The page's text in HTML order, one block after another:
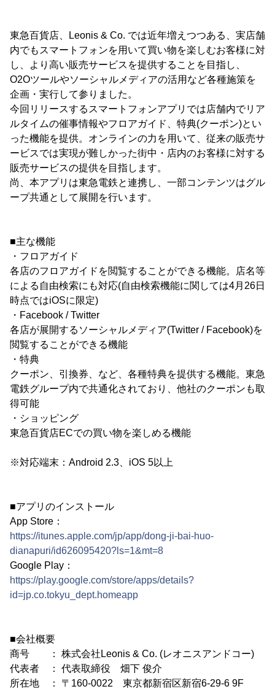
東急百貨店、Leonis & Co. では近年増えつつある、実店舗
内でもスマートフォンを用いて買い物を楽しむお客様に対
し、より高い販売サービスを提供することを目指し、
O2Oツールやソーシャルメディアの活用など各種施策を
企画・実行して参りました。
今回リリースするスマートフォンアプリでは店舗内でリア
ルタイムの催事情報やフロアガイド、特典(クーポン)とい
った機能を提供。オンラインの力を用いて、従来の販売サ
ービスでは実現が難しかった街中・店内のお客様に対する
販売サービスの提供を目指します。
尚、本アプリは東急電鉄と連携し、一部コンテンツはグル
ープ共通として展開を行います。
■主な機能
・フロアガイド
各店のフロアガイドを閲覧することができる機能。店名等
による自由検索にも対応(自由検索機能に関しては4月26日
時点ではiOSに限定)
・Facebook / Twitter
各店が展開するソーシャルメディア(Twitter / Facebook)を
閲覧することができる機能
・特典
クーポン、引換券、など、各種特典を提供する機能。東急
電鉄グループ内で共通化されており、他社のクーポンも取
得可能
・ショッピング
東急百貨店ECでの買い物を楽しめる機能
※対応端末：Android 2.3、iOS 5以上
■アプリのインストール
App Store：
https://itunes.apple.com/jp/app/dong-ji-bai-huo-
dianapuri/id626095420?ls=1&mt=8
Google Play：
https://play.google.com/store/apps/details?
id=jp.co.tokyu_dept.homeapp
■会社概要
商号 ： 株式会社Leonis & Co. (レオニスアンドコー)
代表者 ： 代表取締役 畑下 俊介
所在地 ： 〒160-0022 東京都新宿区新宿6-29-6 9F